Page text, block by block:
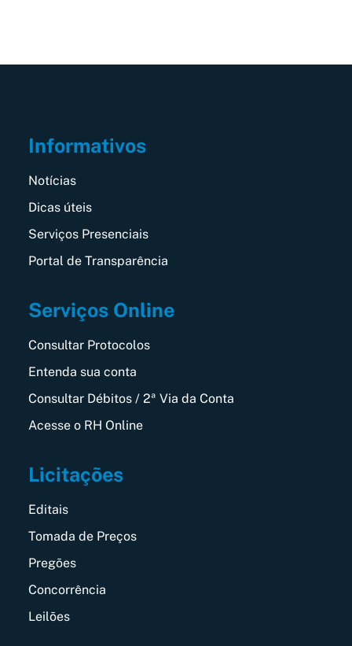
Informativos
Notícias
Dicas úteis
Serviços Presenciais
Portal de Transparência
Serviços Online
Consultar Protocolos
Entenda sua conta
Consultar Débitos / 2ª Via da Conta
Acesse o RH Online
Licitações
Editais
Tomada de Preços
Pregões
Concorrência
Leilões